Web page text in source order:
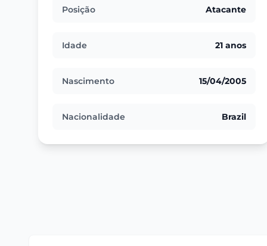
Posição Atacante
Idade 21 anos
Nascimento 15/04/2005
Nacionalidade Brazil